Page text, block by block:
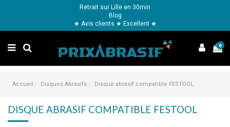
Retrait sur Lille en 30min
Blog
★ Avis clients ★ Excellent ★
0
Accueil Disques Abrasifs Disque abrasif compatible FESTOOL
DISQUE ABRASIF COMPATIBLE FESTOOL